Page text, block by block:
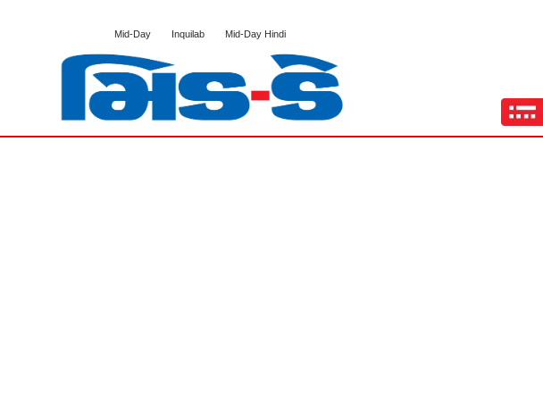
Mid-Day Inquilab Mid-Day Hindi